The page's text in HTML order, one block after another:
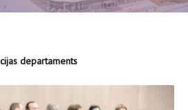
departaments